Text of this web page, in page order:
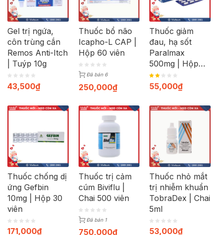
Gel trị ngứa,
côn trùng cắn
Remos Anti-Itch
| Tuýp 10g
43,500₫
Thuốc bổ não
Icapho-L CAP |
Hộp 60 viên
Đã bán 6
250,000₫
Thuốc giảm
đau, hạ sốt
Paralmax
500mg | Hộp
120 viên
55,000₫
Thuốc chống dị
ứng Gefbin
10mg | Hộp 30
viên
171,000₫
Thuốc trị cảm
cúm Biviflu |
Chai 500 viên
Đã bán 1
750,000₫
Thuốc nhỏ mắt
trị nhiễm khuẩn
TobraDex | Chai
5ml
53,000₫